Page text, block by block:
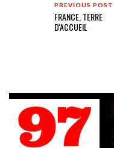
PREVIOUS POST
FRANCE, TERRE
D'ACCUEIL